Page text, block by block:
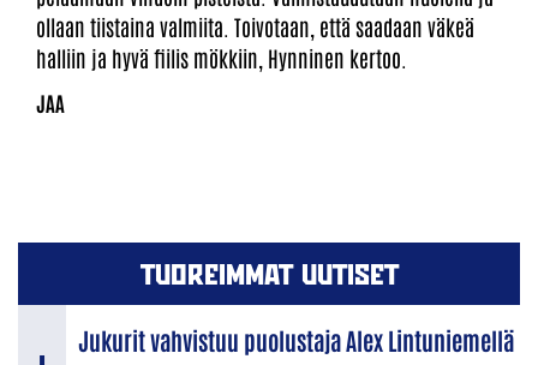
ollaan tiistaina valmiita. Toivotaan, että saadaan väkeä
halliin ja hyvä fiilis mökkiin, Hynninen kertoo.
TUOREIMMAT UUTISET
Jukurit vahvistuu puolustaja Alex Lintuniemellä